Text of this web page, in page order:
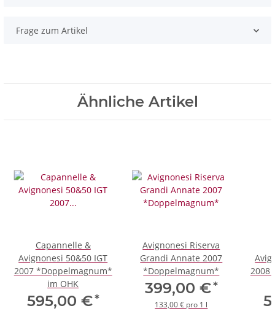
Frage zum Artikel
Ähnliche Artikel
Capannelle &
Avignonesi 50&50 IGT
2007 *Doppelmagnum*
im OHK
595,00 €*
Avignonesi Riserva
Grandi Annate 2007
*Doppelmagnum*
399,00 €*
133,00 € pro 1 l
2008